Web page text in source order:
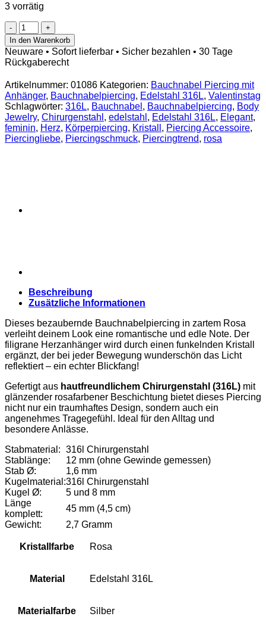
3 vorrätig
Bauchnabelpiercing
mit
Herz-
Anhänger
&
Kristall
Rosa
Menge
In den Warenkorb
Neuware • Sofort lieferbar • Sicher bezahlen • 30 Tage
Rückgaberecht
Artikelnummer: 01086 Kategorien: Bauchnabel Piercing mit
Anhänger, Bauchnabelpiercing, Edelstahl 316L, Valentinstag
Schlagwörter: 316L, Bauchnabel , Bauchnabelpiercing, Body
Jewelry, Chirurgenstahl , edelstahl , Edelstahl 316L, Elegant,
feminin, Herz, Körperpiercing, Kristall , Piercing Accessoire,
Piercingliebe, Piercingschmuck, Piercingtrend, rosa
Beschreibung
Zusätzliche Informationen
Dieses bezaubernde Bauchnabelpiercing in zartem Rosa
verleiht deinem Look eine romantische und edle Note. Der
filigrane Herzanhänger wird durch einen funkelnden Kristall
ergänzt, der bei jeder Bewegung wunderschön das Licht
reflektiert – ein echter Blickfang!
Gefertigt aus hautfreundlichem Chirurgenstahl (316L) mit
glänzender rosafarbener Beschichtung bietet dieses Piercing
nicht nur ein traumhaftes Design, sondern auch ein
angenehmes Tragegefühl. Ideal für den Alltag und
besondere Anlässe.
Stabmaterial: 316l Chirurgenstahl
Stablänge:
12 mm (ohne Gewinde gemessen)
Stab Ø:
1,6 mm
Kugelmaterial:316l Chirurgenstahl
Kugel Ø:
5 und 8 mm
Länge
komplett:
45 mm (4,5 cm)
Gewicht:
2,7 Gramm
Kristallfarbe Rosa
Material Edelstahl 316L
Materialfarbe Silber